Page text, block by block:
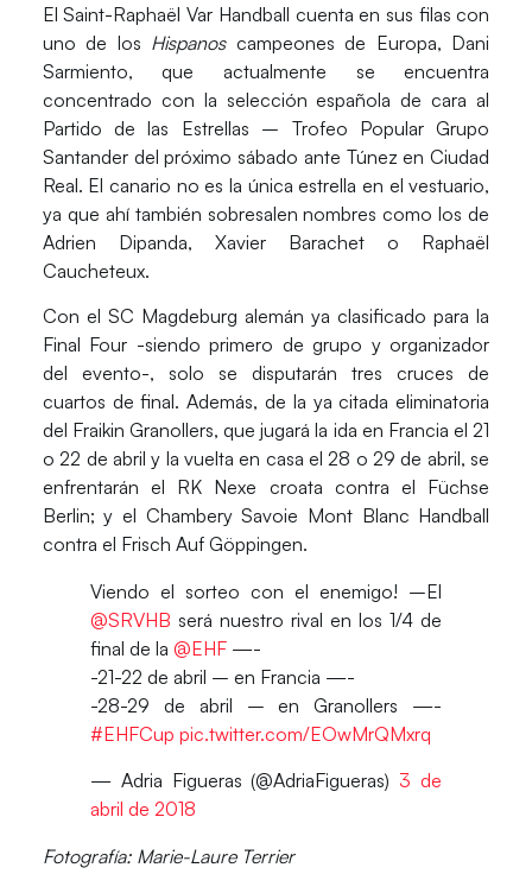
El Saint-Raphaël Var Handball cuenta en sus filas con
uno de los Hispanoscampeones de Europa, Dani
Sarmiento, que actualmente se encuentra
concentrado con la selección española de cara al
Partido de las Estrellas – Trofeo Popular Grupo
Santander del próximo sábado ante Túnez en Ciudad
Real. El canario no es la única estrella en el vestuario,
ya que ahí también sobresalen nombres como los de
Adrien Dipanda, Xavier Barachet o Raphaël
Caucheteux.
Con el SC Magdeburg alemán ya clasificado para la
Final Four -siendo primero de grupo y organizador
del evento-, solo se disputarán tres cruces de
cuartos de final. Además, de la ya citada eliminatoria
del Fraikin Granollers, que jugará la ida en Francia el 21
o 22 de abril y la vuelta en casa el 28 o 29 de abril, se
enfrentarán el RK Nexe croata contra el Füchse
Berlin; y el Chambery Savoie Mont Blanc Handball
contra el Frisch Auf Göppingen.
Viendo el sorteo con el enemigo! –El
@SRVHB será nuestro rival en los 1/4 de
final de la @EHF—-
-21-22 de abril – en Francia —-
-28-29 de abril – en Granollers —-
#EHFCup pic.twitter.com/EOwMrQMxrq
— Adria Figueras (@AdriaFigueras) 3 de
abril de 2018
Fotografía: Marie-Laure Terrier